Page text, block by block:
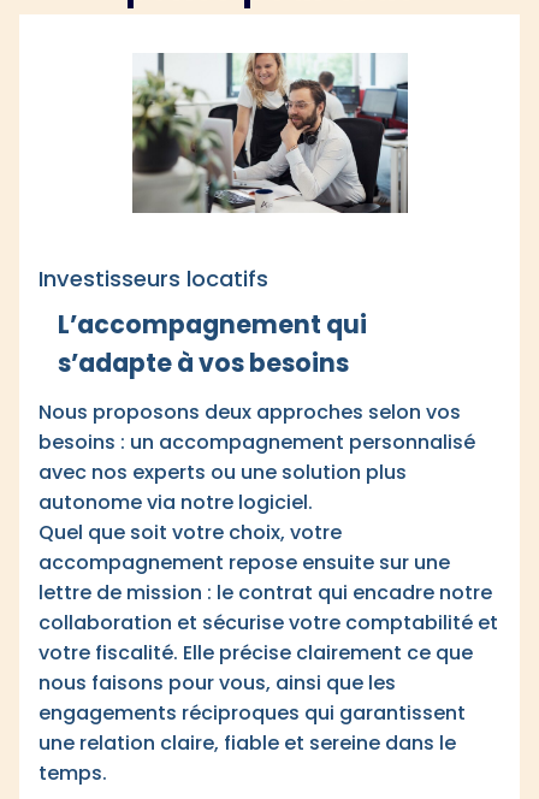
Investisseurs locatifs
L’accompagnement qui
s’adapte à vos besoins
Nous proposons deux approches selon vos
besoins : un accompagnement personnalisé
avec nos experts ou une solution plus
autonome via notre logiciel.
Quel que soit votre choix, votre
accompagnement repose ensuite sur une
lettre de mission : le contrat qui encadre notre
collaboration et sécurise votre comptabilité et
votre fiscalité. Elle précise clairement ce que
nous faisons pour vous, ainsi que les
engagements réciproques qui garantissent
une relation claire, fiable et sereine dans le
temps.